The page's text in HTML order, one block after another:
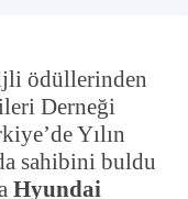
ödüllerinden
Derneği
Yılın
sahibini buldu
Hyundai